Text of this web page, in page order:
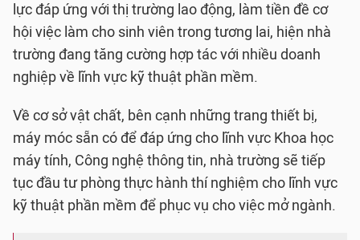
lực đáp ứng với thị trường lao động, làm tiền đề cơ
hội việc làm cho sinh viên trong tương lai, hiện nhà
trường đang tăng cường hợp tác với nhiều doanh
nghiệp về lĩnh vực kỹ thuật phần mềm.
Về cơ sở vật chất, bên cạnh những trang thiết bị,
máy móc sẵn có để đáp ứng cho lĩnh vực Khoa học
máy tính, Công nghệ thông tin, nhà trường sẽ tiếp
tục đầu tư phòng thực hành thí nghiệm cho lĩnh vực
kỹ thuật phần mềm để phục vụ cho việc mở ngành.